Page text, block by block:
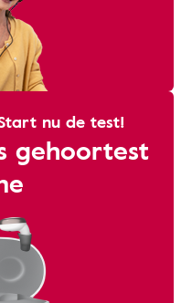
nu de test!
gehoortest